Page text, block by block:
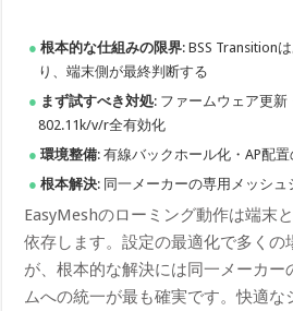
根本的な仕組みの限界: BSS Transition
り、端末側が最終判断する
まず試すべき対処: ファームウェア更新
802.11k/v/r全有効化
環境整備: 有線バックホール化・AP配
根本解決: 同一メーカーの専用メッシ
EasyMeshのローミング動作は端末
依存します。設定の最適化で多くの
が、根本的な解決には同一メーカー
ムへの統一が最も確実です。快適な